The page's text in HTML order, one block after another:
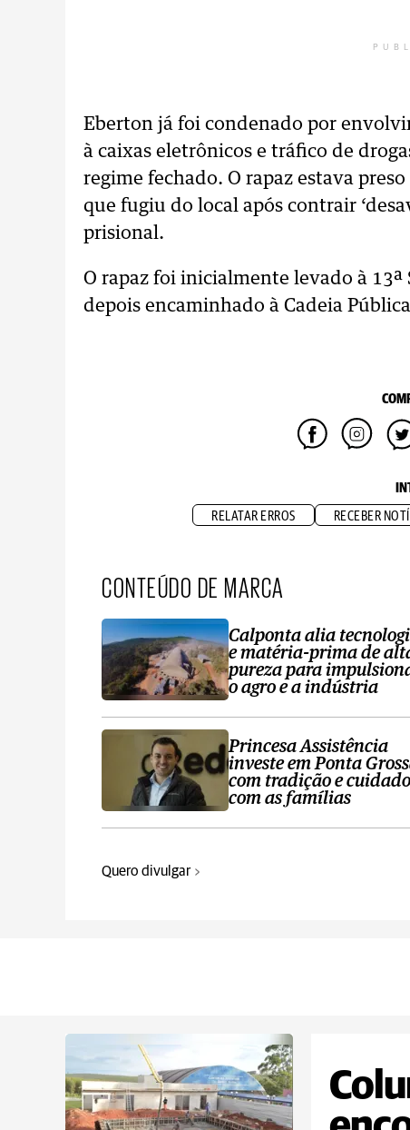
Eberton já foi condenado por
à caixas eletrônicos e tráfico de
regime fechado. O rapaz estava
que fugiu do local após contrair
prisional.
O rapaz foi inicialmente levado à 13ª
depois encaminhado à Cadeia
RELATAR ERROS RECEBER
CONTEÚDO DE MARCA
Calponta alia
e matéria-prima de
pureza para
o agro e a indústria
Princesa Assistência
investe em Ponta
com tradição e cuidado
com as famílias
Quero divulgar